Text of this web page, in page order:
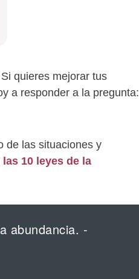
quieres mejorar tus
a responder a la pregunta:
de las situaciones y
las 10 leyes de la
abundancia. -